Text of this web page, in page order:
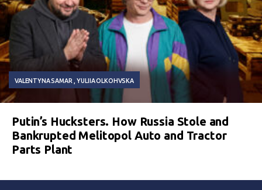
VALENTYNA SAMAR YULIIA OLKOHVSKA
Putin’s Hucksters. How Russia Stole and
Bankrupted Melitopol Auto and Tractor
Parts Plant